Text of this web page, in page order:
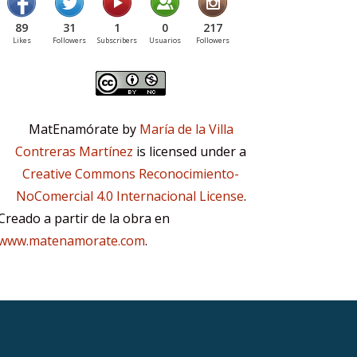
89
Likes
31
Followers
1
Subscribers
0
Usuarios
217
Followers
MatEnamórate by María de la Villa
Contreras Martínez is licensed under a
Creative Commons Reconocimiento-
NoComercial 4.0 Internacional License.
a partir de la obra en
.